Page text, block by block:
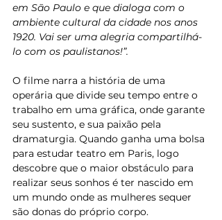
em São Paulo e que dialoga com o
ambiente cultural da cidade nos anos
1920. Vai ser uma alegria compartilhá-
lo com os paulistanos!”.
O filme narra a história de uma
operária que divide seu tempo entre o
trabalho em uma gráfica, onde garante
seu sustento, e sua paixão pela
dramaturgia. Quando ganha uma bolsa
para estudar teatro em Paris, logo
descobre que o maior obstáculo para
realizar seus sonhos é ter nascido em
um mundo onde as mulheres sequer
são donas do próprio corpo.